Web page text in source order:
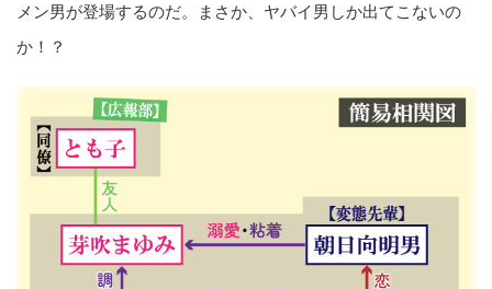
メン男が登場するのだ。まさか、ヤバイ男しか出てこないの
か！？